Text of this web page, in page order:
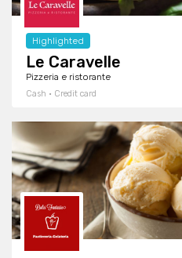
Highlighted
Le Caravelle
Pizzeria e ristorante
Cash · Credit card